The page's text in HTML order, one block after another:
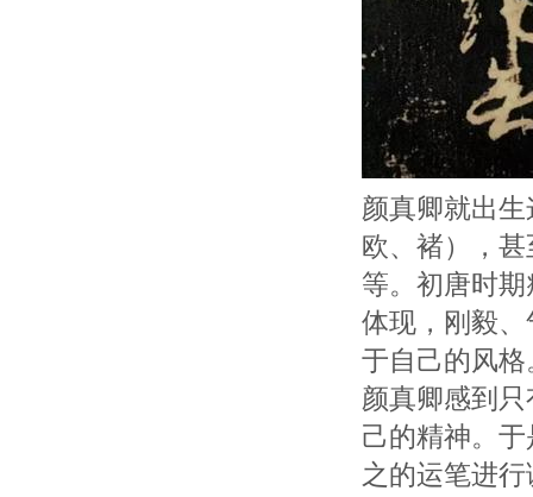
颜真卿就出
欧、褚），
等。初唐时
体现，刚毅
于自己的风格
颜真卿感到
己的精神。
之的运笔进